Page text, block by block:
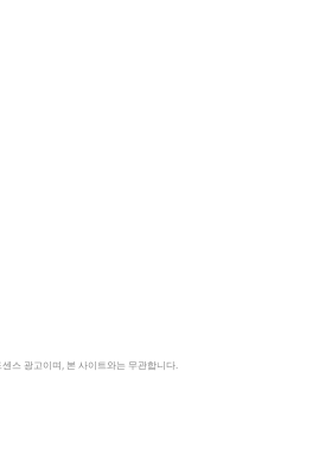
스 광고이며, 본 사이트와는 무관합니다.